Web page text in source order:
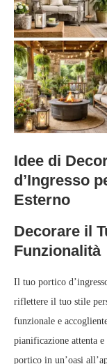
Idee di
d’Ingresso
Esterno
Decorare il
Funzionalità
Il tuo portico
riflettere il tuo stile
funzionale e
pianificazione attenta
portico in un’oasi